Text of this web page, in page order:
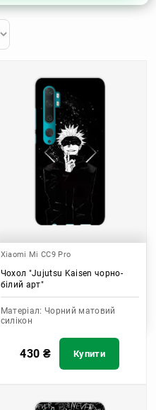
Xiaomi Mi CC9 Pro
Чохол "Jujutsu Kaisen чорно-
білий арт"
Матеріал: Чорний матовий
силікон
430 ₴ Купити